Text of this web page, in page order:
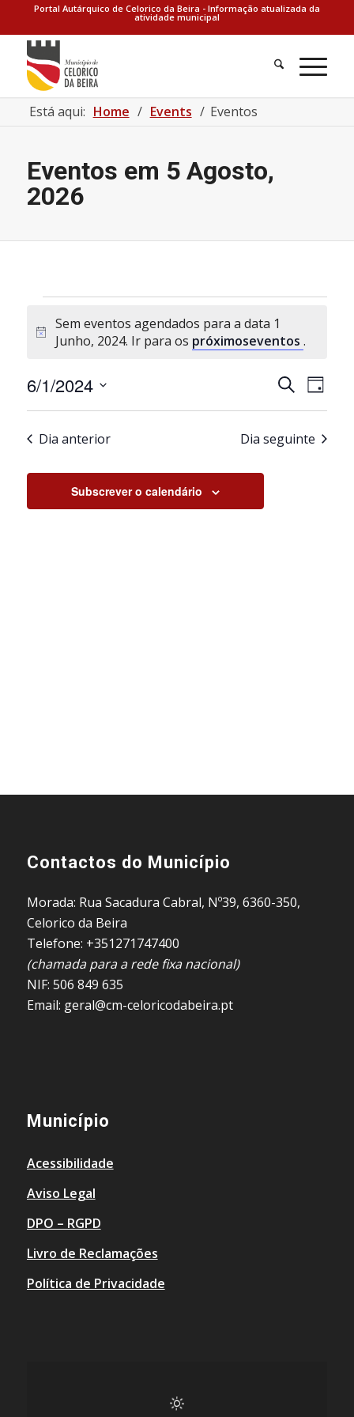
Portal Autárquico de Celorico da Beira - Informação atualizada da
atividade municipal
Está aqui: Home / Events / Eventos
Eventos em 5 Agosto,
2026
for
2024
Aviso
Sem eventos agendados para a data 1
Junho, 2024. Ir para os próximoseventos .
de
pesquisa
e
Pesquisar
de
de
Dia
6/1/2024
Selecione
data.
Dia anterior Dia seguinte
Subscrever o calendário
Contactos do Município
Morada: Rua Sacadura Cabral, Nº39, 6360-350,
Celorico da Beira
Telefone: +351271747400
(chamada para a rede fixa nacional)
NIF: 506 849 635
Email: geral@cm-celoricodabeira.pt
Município
Acessibilidade
Aviso Legal
DPO – RGPD
Livro de Reclamações
Política de Privacidade